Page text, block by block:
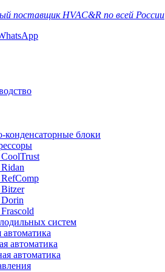
поставщик HVAC&R по всей России
конденсаторные блоки
систем
автоматика
автоматика